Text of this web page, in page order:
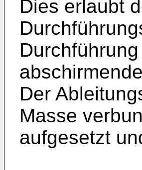
Dies erlaubt
Der
Masse
aufgesetzt